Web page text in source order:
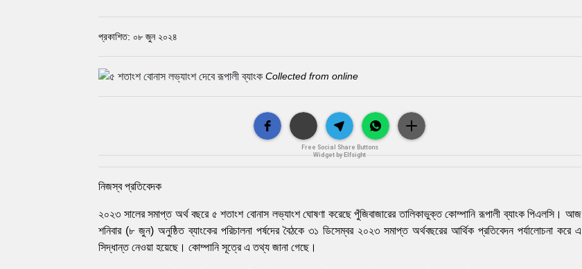
প্রকাশিত: ০৮ জুন ২০২৪
Collected from online
Free Social Share Buttons
Widget by Elfsight
নিজস্ব প্রতিবেদক
২০২৩ সালের সমাপ্ত অর্থ বছরে ৫ শতাংশ বোনাস লভ্যাংশ ঘোষণা করেছে পুঁজিবাজারের তালিকাভুক্ত কোম্পানি রূপালী ব্যাংক পিএলসি। আজ
শনিবার (৮ জুন) অনুষ্ঠিত ব্যাংকের পরিচালনা পর্ষদের বৈঠকে ৩১ ডিসেম্বর ২০২৩ সমাপ্ত অর্থবছরের আর্থিক প্রতিবেদন পর্যালোচনা করে এ
সিদ্ধান্ত নেওয়া হয়েছে। কোম্পানি সূত্রে এ তথ্য জানা গেছে।